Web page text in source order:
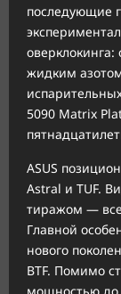
последующие
жидким
5090 Matrix
ASUS
Astral и TUF.
тиражом —
Главной
нового
BTF. Помимо
мощностью до